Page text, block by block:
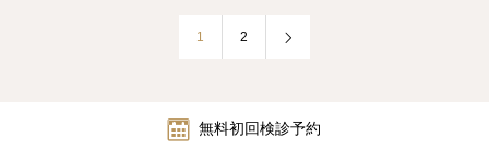
1 2
無料初回検診予約